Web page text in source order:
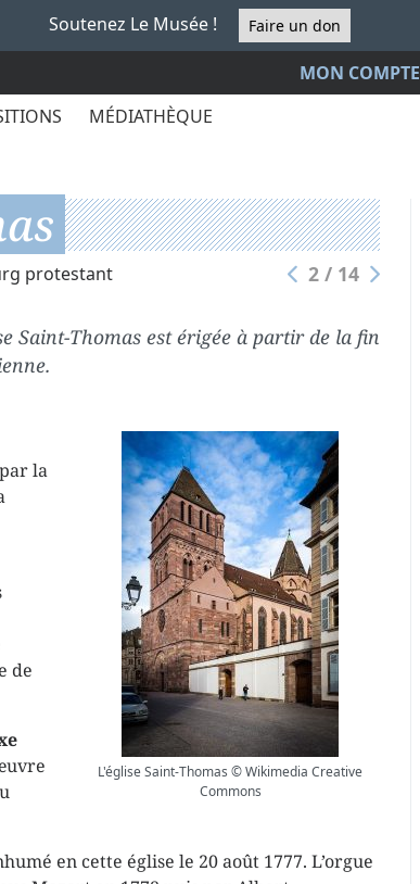
Soutenez Le Musée ! Faire un don
MON COMPTE
MÉDIATHÈQUE
protestant 2 / 14
Saint-Thomas est érigée à partir de la fin
L'église Saint-Thomas © Wikimedia Creative
Commons
la
de
en cette église le 20 août 1777. L’orgue